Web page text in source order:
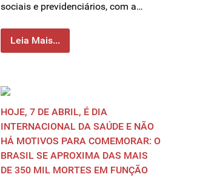
sociais e previdenciários, com a…
Leia Mais...
HOJE, 7 DE ABRIL, É DIA
INTERNACIONAL DA SAÚDE E NÃO
HÁ MOTIVOS PARA COMEMORAR: O
BRASIL SE APROXIMA DAS MAIS
DE 350 MIL MORTES EM FUNÇÃO